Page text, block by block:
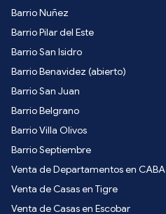
Barrio Nuñez
Barrio Pilar del Este
Barrio San Isidro
Barrio Benavidez (abierto)
Barrio San Juan
Barrio Belgrano
Barrio Villa Olivos
Barrio Septiembre
Venta de Departamentos en CABA
Venta de Casas en Tigre
Venta de Casas en Escobar